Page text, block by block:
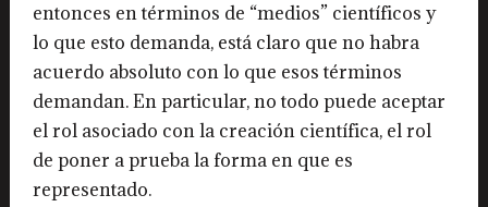
entonces en términos de “medios” científicos y
lo que esto demanda, está claro que no habra
acuerdo absoluto con lo que esos términos
demandan. En particular, no todo puede aceptar
el rol asociado con la creación científica, el rol
de poner a prueba la forma en que es
representado.